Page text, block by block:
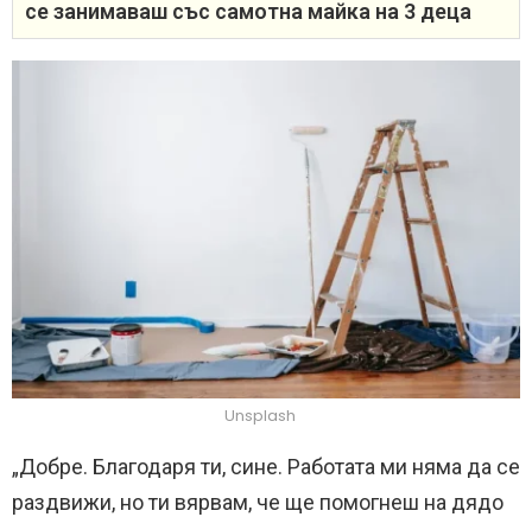
се занимаваш със самотна майка на 3 деца
Unsplash
„Добре. Благодаря ти, сине. Работата ми няма да се
раздвижи, но ти вярвам, че ще помогнеш на дядо